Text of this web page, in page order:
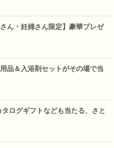
ん・妊婦さん限定】豪華プレゼ
品＆入浴剤セットがその場で当
ログギフトなども当たる、さと